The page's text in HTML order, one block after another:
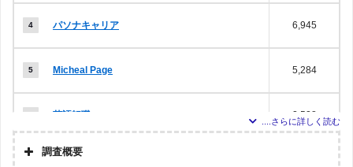
パソナキャリア 6,945
Micheal Page 5,284
英語転職.com 2,528
アージスジャパン
調査概要